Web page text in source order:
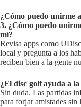
¿Cómo puedo unirme
3. ¿Cómo puedo
mí?
Revisa apps como
local y pregunta a los
reciben bien a la gente
¿El disc golf ayuda a
Sin duda. Las partidas
para forjar amistades